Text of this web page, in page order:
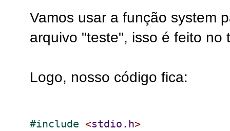
Vamos usar a função system
arquivo "teste", isso é feito no
Logo, nosso código fica:
#include <stdio.h>